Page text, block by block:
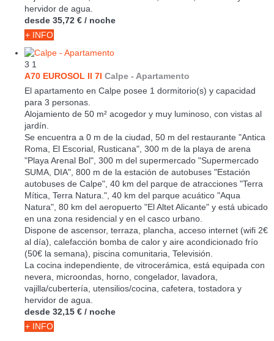
hervidor de agua.
desde 35,72 € / noche
+ INFO
3 1
A70 EUROSOL II 7I Calpe - Apartamento
El apartamento en Calpe posee 1 dormitorio(s) y capacidad
para 3 personas.
Alojamiento de 50 m² acogedor y muy luminoso, con vistas al
jardín.
Se encuentra a 0 m de la ciudad, 50 m del restaurante "Antica
Roma, El Escorial, Rusticana", 300 m de la playa de arena
"Playa Arenal Bol", 300 m del supermercado "Supermercado
SUMA, DIA", 800 m de la estación de autobuses "Estación
autobuses de Calpe", 40 km del parque de atracciones "Terra
Mítica, Terra Natura.", 40 km del parque acuático "Aqua
Natura", 80 km del aeropuerto "El Altet Alicante" y está ubicado
en una zona residencial y en el casco urbano.
Dispone de ascensor, terraza, plancha, acceso internet (wifi 2€
al día), calefacción bomba de calor y aire acondicionado frío
(50€ la semana), piscina comunitaria, Televisión.
La cocina independiente, de vitrocerámica, está equipada con
nevera, microondas, horno, congelador, lavadora,
vajilla/cubertería, utensilios/cocina, cafetera, tostadora y
hervidor de agua.
desde 32,15 € / noche
+ INFO